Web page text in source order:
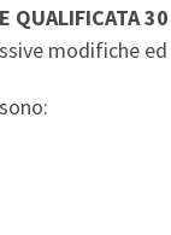
QUALIFICATA
modifiche